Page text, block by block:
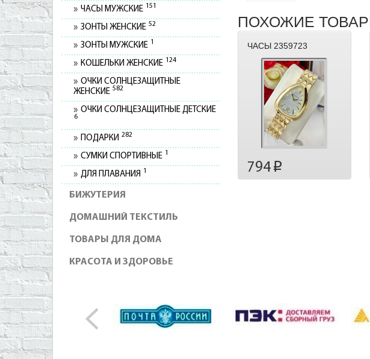
ЧАСЫ МУЖСКИЕ 151
ЗОНТЫ ЖЕНСКИЕ 52
ЗОНТЫ МУЖСКИЕ 1
КОШЕЛЬКИ ЖЕНСКИЕ 124
ОЧКИ СОЛНЦЕЗАЩИТНЫЕ
ЖЕНСКИЕ 582
ОЧКИ СОЛНЦЕЗАЩИТНЫЕ ДЕТСКИЕ
6
ПОДАРКИ 282
СУМКИ СПОРТИВНЫЕ 1
ДЛЯ ПЛАВАНИЯ 1
БИЖУТЕРИЯ
ДОМАШНИЙ ТЕКСТИЛЬ
ТОВАРЫ ДЛЯ ДОМА
КРАСОТА И ЗДОРОВЬЕ
ПОХОЖИЕ
ЧАСЫ 2359723
794p